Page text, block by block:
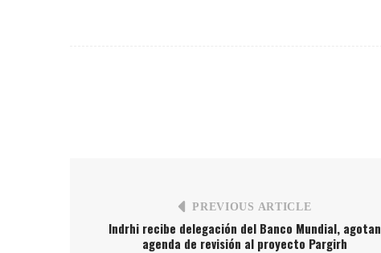
PREVIOUS ARTICLE
Indrhi recibe delegación del Banco Mundial, agotan
agenda de revisión al proyecto Pargirh